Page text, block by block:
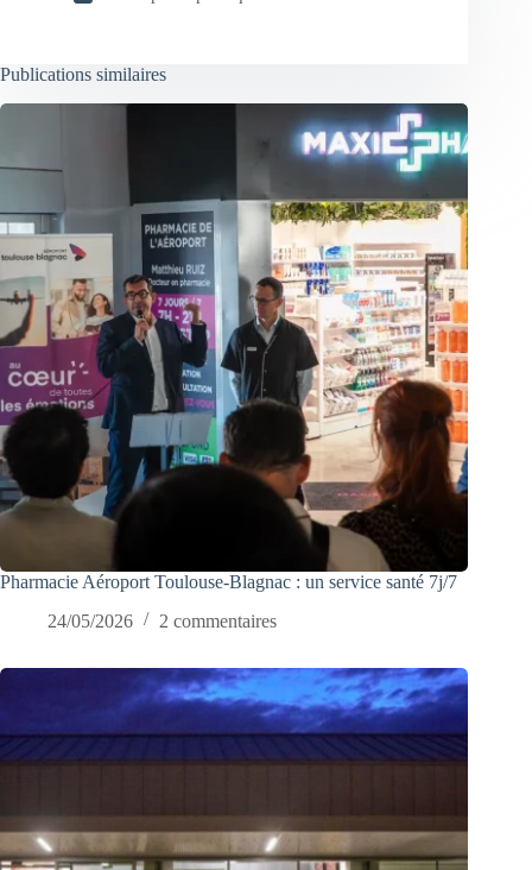
Publications similaires
Pharmacie Aéroport Toulouse-Blagnac : un service santé 7j/7
24/05/2026
2 commentaires